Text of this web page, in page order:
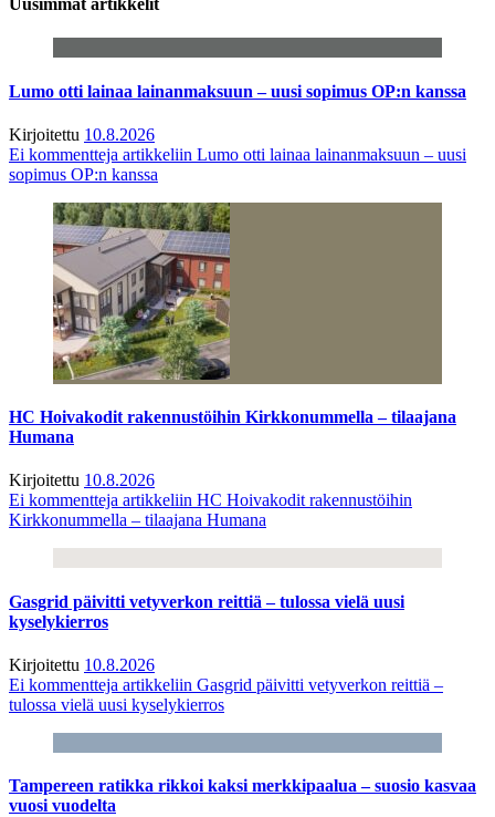
Uusimmat artikkelit
Lumo otti lainaa lainanmaksuun – uusi sopimus OP:n kanssa
Kirjoitettu 10.8.2026
Ei kommentteja artikkeliin Lumo otti lainaa lainanmaksuun – uusi
sopimus OP:n kanssa
HC Hoivakodit rakennustöihin Kirkkonummella – tilaajana
Humana
Kirjoitettu 10.8.2026
Ei kommentteja artikkeliin HC Hoivakodit rakennustöihin
Kirkkonummella – tilaajana Humana
Gasgrid päivitti vetyverkon reittiä – tulossa vielä uusi
kyselykierros
Kirjoitettu 10.8.2026
Ei kommentteja artikkeliin Gasgrid päivitti vetyverkon reittiä –
tulossa vielä uusi kyselykierros
Tampereen ratikka rikkoi kaksi merkkipaalua – suosio kasvaa
vuosi vuodelta